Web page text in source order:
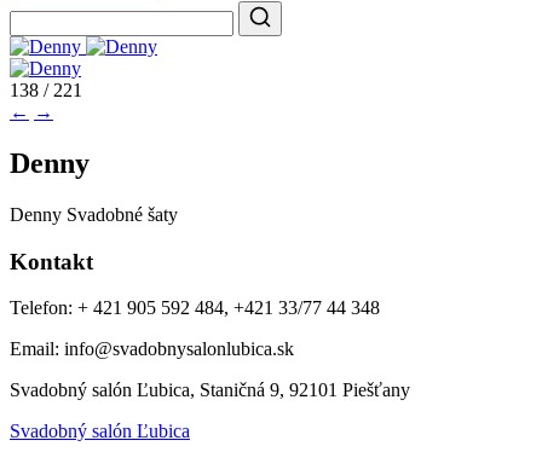
138 / 221
← →
Denny
Denny Svadobné šaty
Kontakt
Telefon: + 421 905 592 484, +421 33/77 44 348
Email: info@svadobnysalonlubica.sk
Svadobný salón Ľubica, Staničná 9, 92101 Piešťany
Svadobný salón Ľubica